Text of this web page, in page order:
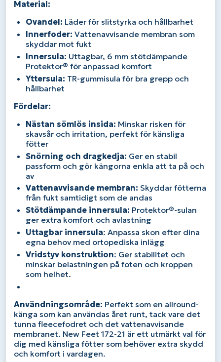
Material:
Ovandel: Läder för slitstyrka och hållbarhet
Innerfoder: Vattenavvisande membran som
skyddar mot fukt
Innersula: Uttagbar, 6 mm stötdämpande
Protektor® för anpassad komfort
Yttersula: TR-gummisula för bra grepp och
hållbarhet
Fördelar:
Nästan sömlös insida: Minskar risken för
skavsår och irritation, perfekt för känsliga
fötter
Snörning och dragkedja: Ger en stabil
passform och gör kängorna enkla att ta på och
av
Vattenavvisande membran: Skyddar fötterna
från fukt samtidigt som de andas
Stötdämpande innersula: Protektor®-sulan
ger extra komfort och avlastning
Uttagbar innersula: Anpassa skon efter dina
egna behov med ortopediska inlägg
Vridstyv konstruktion: Ger stabilitet och
minskar belastningen på foten och kroppen
som helhet.
Användningsområde: Perfekt som en allround-
känga som kan användas året runt, tack vare det
tunna fleecefodret och det vattenavvisande
membranet. New Feet 172-21 är ett utmärkt val för
dig med känsliga fötter som behöver extra skydd
och komfort i vardagen.